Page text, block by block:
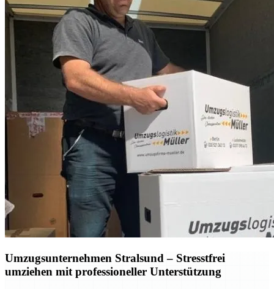
Umzugsunternehmen Stralsund – Stresstfrei
umziehen mit professioneller Unterstützung